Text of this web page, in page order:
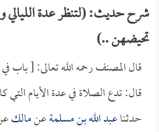
شرح حديث: (لتنظر عدة الليالي
تحيضهن ..)
قال المصنف رحمه الله تعالى: [ باب
قال: تدع الصلاة في عدة الأيام
حدثناعبد الله بن مسلمةعنمالك